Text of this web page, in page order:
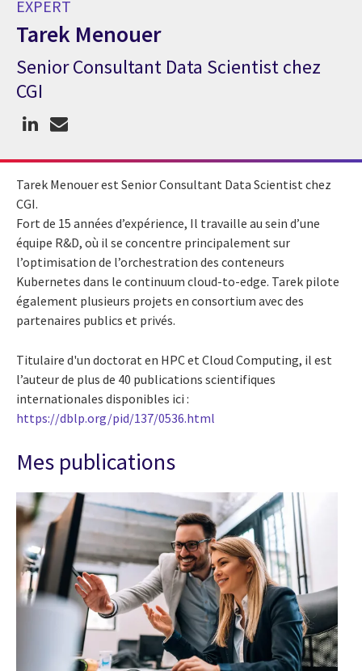
EXPERT
Tarek Menouer
Expert Tarek Menouer
Senior Consultant Data Scientist chez
CGI
Tarek Menouer est Senior Consultant Data Scientist chez
CGI.
Fort de 15 années d’expérience, Il travaille au sein d’une
équipe R&D, où il se concentre principalement sur
l’optimisation de l’orchestration des conteneurs
Kubernetes dans le continuum cloud-to-edge. Tarek pilote
également plusieurs projets en consortium avec des
partenaires publics et privés.
Titulaire d'un doctorat en HPC et Cloud Computing, il est
l’auteur de plus de 40 publications scientifiques
internationales disponibles ici :
https://dblp.org/pid/137/0536.html
Mes publications